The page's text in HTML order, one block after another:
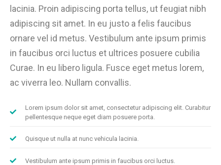
lacinia. Proin adipiscing porta tellus, ut feugiat nibh
adipiscing sit amet. In eu justo a felis faucibus
ornare vel id metus. Vestibulum ante ipsum primis
in faucibus orci luctus et ultrices posuere cubilia
Curae. In eu libero ligula. Fusce eget metus lorem,
ac viverra leo. Nullam convallis.
Lorem ipsum dolor sit amet, consectetur adipiscing elit. Curabitur
pellentesque neque eget diam posuere porta.
Quisque ut nulla at nunc vehicula lacinia.
Vestibulum ante ipsum primis in faucibus orci luctus.